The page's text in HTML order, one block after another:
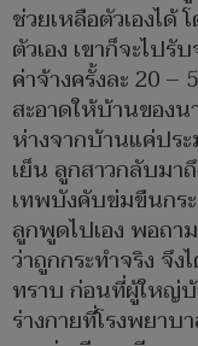
ช่วยเหลือตัวเองได้
ตัวเอง เขาก็จะไป
ค่าจ้างครั้งละ 20 –
สะอาดให้บ้านของ
ห่างจากบ้านแค่ปร
เย็น ลูกสาวกลับมา
เทพบังคับข่มขืนกร
ลูกพูดไปเอง พอถ
ว่าถูกกระทำจริง จึ
ทราบ ก่อนที่ผู้ใหญ่บ้
ร่างกายที่โรงพยาบ